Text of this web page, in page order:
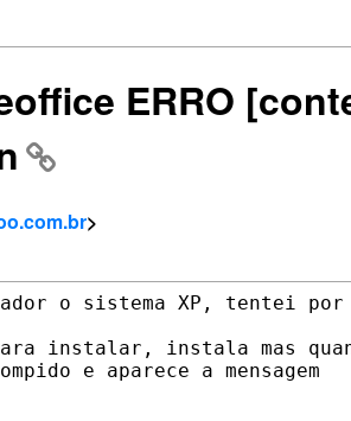
ERRO
>
o sistema XP, tentei
instalar, instala mas
e aparece a mensagem